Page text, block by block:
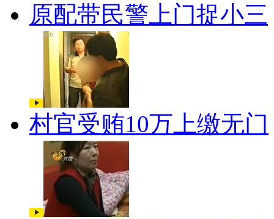
原配带民警上门捉小三
村官受贿10万上缴无门